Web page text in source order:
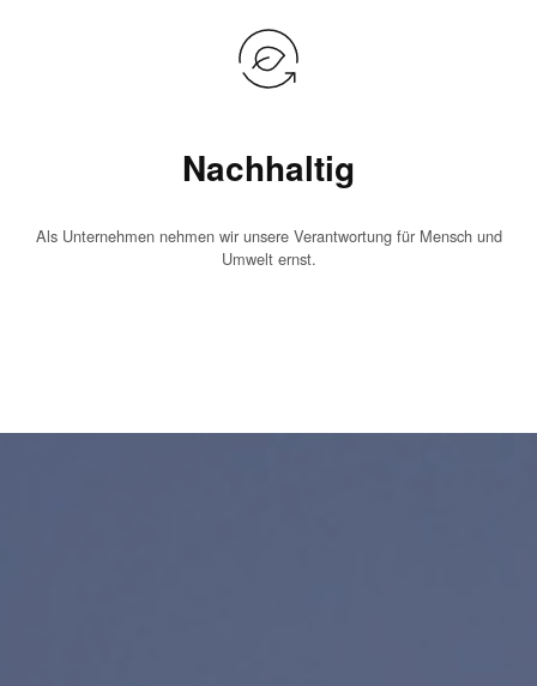
Nachhaltig
Als Unternehmen nehmen wir unsere Verantwortung für Mensch und
Umwelt ernst.